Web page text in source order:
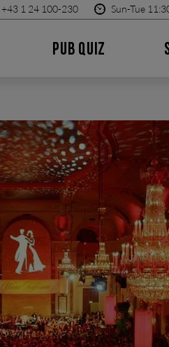
+43 1 24 100-230 Sun-Tue
PUB QUIZ